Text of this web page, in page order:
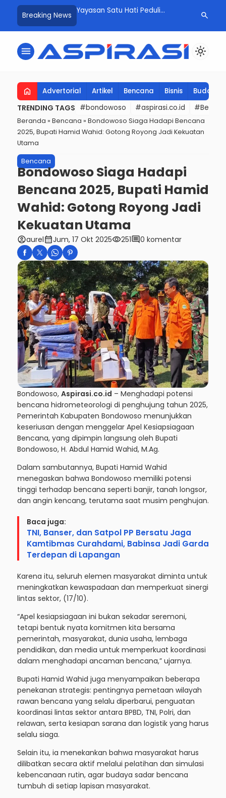
Breaking News
Kebersihan, Ibu-
SPPG Binakal
Sehat untuk
Yayasan Satu Hati Peduli
Menu Favorit 2026, Angkat
Potensi Petani Kentang Lokal
Polda
Jelang
Truk-Bus
Digenjot
search
menu light_mode
home Advertorial Artikel Bencana Bisnis Budaya
TRENDING TAGS #bondowoso #aspirasi.co.id #Berita
Beranda » Bencana » Bondowoso Siaga Hadapi Bencana
2025, Bupati Hamid Wahid: Gotong Royong Jadi Kekuatan
Utama
Bencana
Bondowoso Siaga Hadapi
Bencana 2025, Bupati Hamid
Wahid: Gotong Royong Jadi
Kekuatan Utama
account_circleaurelcalendar_monthJum, 17 Okt 2025visibility251comment0 komentar
Bondowoso, Aspirasi.co.id – Menghadapi potensi
bencana hidrometeorologi di penghujung tahun 2025,
Pemerintah Kabupaten Bondowoso menunjukkan
keseriusan dengan menggelar Apel Kesiapsiagaan
Bencana, yang dipimpin langsung oleh Bupati
Bondowoso, H. Abdul Hamid Wahid, M.Ag.
Dalam sambutannya, Bupati Hamid Wahid
menegaskan bahwa Bondowoso memiliki potensi
tinggi terhadap bencana seperti banjir, tanah longsor,
dan angin kencang, terutama saat musim penghujan.
Baca juga:
TNI, Banser, dan Satpol PP Bersatu Jaga
Kamtibmas Curahdami, Babinsa Jadi Garda
Terdepan di Lapangan
Karena itu, seluruh elemen masyarakat diminta untuk
meningkatkan kewaspadaan dan memperkuat sinergi
lintas sektor, (17/10).
“Apel kesiapsiagaan ini bukan sekadar seremoni,
tetapi bentuk nyata komitmen kita bersama
pemerintah, masyarakat, dunia usaha, lembaga
pendidikan, dan media untuk memperkuat koordinasi
dalam menghadapi ancaman bencana,” ujarnya.
Bupati Hamid Wahid juga menyampaikan beberapa
penekanan strategis: pentingnya pemetaan wilayah
rawan bencana yang selalu diperbarui, penguatan
koordinasi lintas sektor antara BPBD, TNI, Polri, dan
relawan, serta kesiapan sarana dan logistik yang harus
selalu siaga.
Selain itu, ia menekankan bahwa masyarakat harus
dilibatkan secara aktif melalui pelatihan dan simulasi
kebencanaan rutin, agar budaya sadar bencana
tumbuh di setiap lapisan masyarakat.